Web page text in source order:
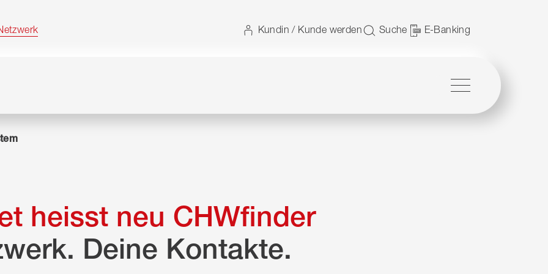
Kundin / Kunde werden Suche E-Banking
heisst neu CHWfinder
Deine Kontakte.